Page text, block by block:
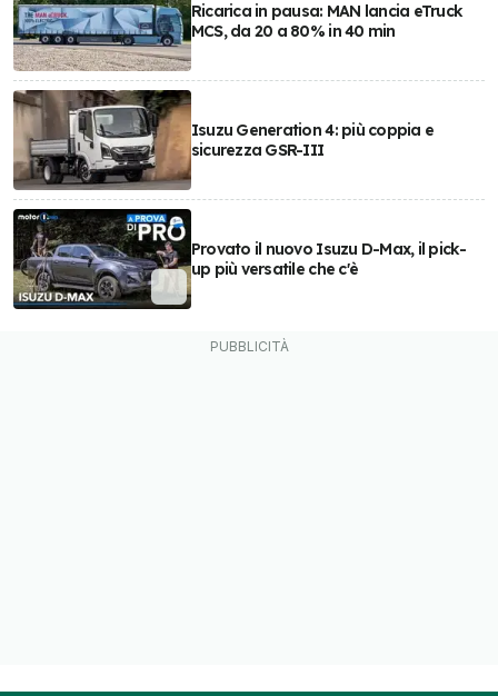
Ricarica in pausa: MAN lancia eTruck
MCS, da 20 a 80% in 40 min
Isuzu Generation 4: più coppia e
sicurezza GSR-III
Provato il nuovo Isuzu D-Max, il pick-
up più versatile che c'è